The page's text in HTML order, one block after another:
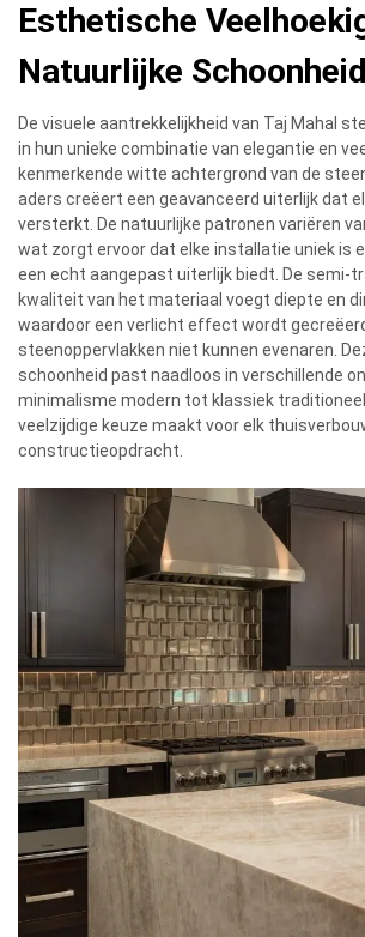
Esthetische
Natuurlijke Schoonheid
De visuele aantrekkelijkheid van Taj Mahal
in hun unieke combinatie van elegantie en
kenmerkende witte achtergrond van de
aders creëert een geavanceerd uiterlijk dat
versterkt. De natuurlijke patronen variëren
wat zorgt ervoor dat elke installatie uniek is
een echt aangepast uiterlijk biedt. De semi-
kwaliteit van het materiaal voegt diepte en
waardoor een verlicht effect wordt
steenoppervlakken niet kunnen evenaren.
schoonheid past naadloos in verschillende
minimalisme modern tot klassiek
veelzijdige keuze maakt voor elk
constructieopdracht.